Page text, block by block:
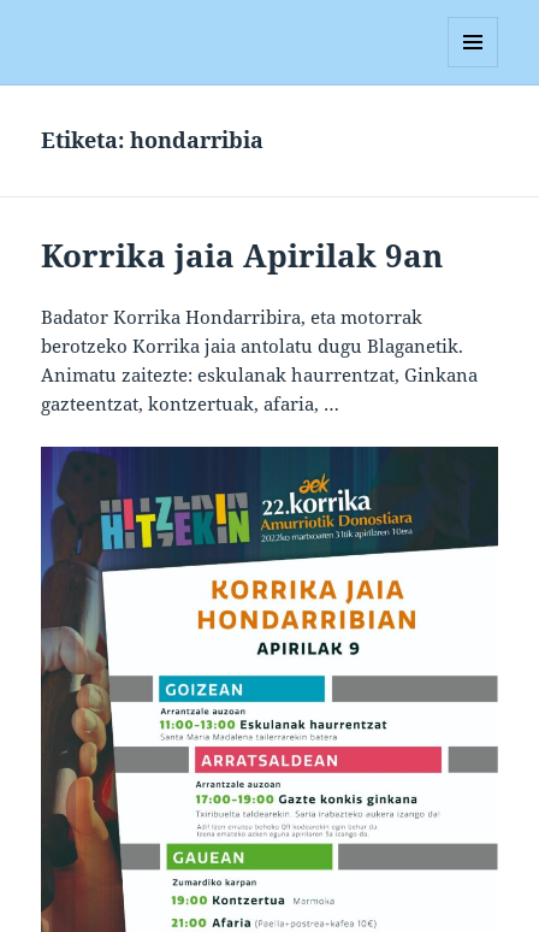
Etiketa:hondarribia
Korrika jaia Apirilak 9an
Badator Korrika Hondarribira, eta motorrak
berotzeko Korrika jaia antolatu dugu Blaganetik.
Animatu zaitezte: eskulanak haurrentzat, Ginkana
gazteentzat, kontzertuak, afaria, …